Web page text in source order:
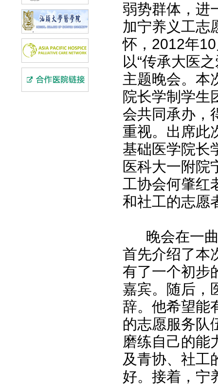
弱势群体，进
加宁养义工志
怀，2012年
以“传承大医
主题晚会。本
院长学制学生
会共同承办，
重视。出席此
基础医学院长
医科大一附院
工协会何肇红
和社工的志愿
晚会在一曲
首先介绍了本
有了一个初步
嘉宾。随后，
辞。他希望能
的志愿服务队
磨练自己的能
及青协、社工
好。接着，宁